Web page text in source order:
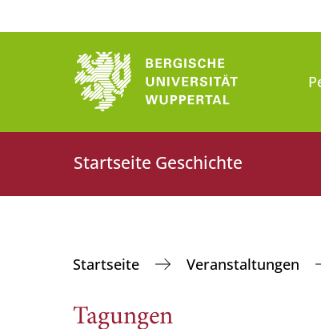
Startseite Geschichte
Startseite Veranstaltungen
Tagungen